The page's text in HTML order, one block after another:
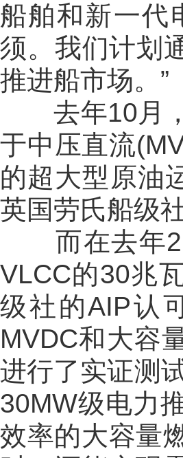
船舶和新一代
须。我们计划
推进船市场。”
去年10月，
于中压直流
的超大型原油
英国劳氏船级
而在去年2
VLCC的30兆
级社的AIP认
MVDC和大容
进行了实证测
30MW级电力
效率的大容量